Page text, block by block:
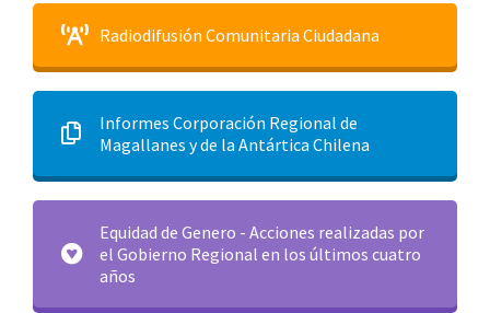
Radiodifusión Comunitaria Ciudadana
Informes Corporación Regional de
Magallanes y de la Antártica Chilena
Equidad de Genero - Acciones realizadas por
el Gobierno Regional en los últimos cuatro
años